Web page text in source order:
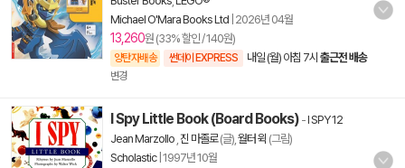
Michael O'Mara Books Ltd 2026년 04월
13,260원 (33% 할인 / 140원)
양탄자배송 썬데이 EXPRESS 내일 (월) 아침 7시 출근전 배송
변경
I Spy Little Book (Board Books) -I SPY 12
Jean Marzollo 진 마졸로(글), 월터 윅 (그림)
Scholastic| 1997년 10월